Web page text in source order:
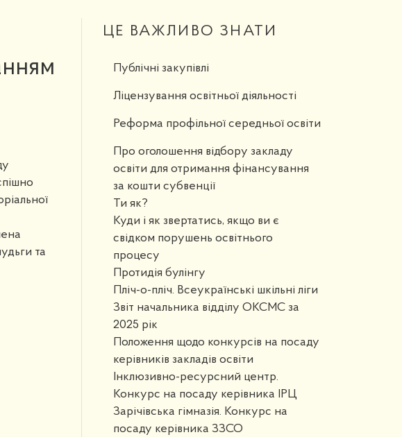
ЦЕ ВАЖЛИВО ЗНАТИ
Публічні закупівлі
Ліцензування освітньої діяльності
Реформа профільної середньої освіти
Про оголошення відбору закладу
освіти для отримання фінансування
за кошти субвенції
Ти як?
Куди і як звертатись, якщо ви є
свідком порушень освітнього
процесу
Протидія булінгу
Пліч-о-пліч. Всеукраїнські шкільні ліги
Звіт начальника відділу ОКСМС за
2025 рік
Положення щодо конкурсів на посаду
керівників закладів освіти
Інклюзивно-ресурсний центр.
Конкурс на посаду керівника ІРЦ
Зарічівська гімназія. Конкурс на
посаду керівника ЗЗСО
та